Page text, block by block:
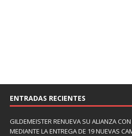
ENTRADAS RECIENTES
GILDEMEISTER RENUEVA SU ALIANZA
MEDIANTE LA ENTREGA DE 19 NUEVAS